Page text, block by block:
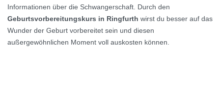
Informationen über die Schwangerschaft. Durch den
Geburtsvorbereitungskurs in Ringfurth wirst du besser auf das
Wunder der Geburt vorbereitet sein und diesen
außergewöhnlichen Moment voll auskosten können.